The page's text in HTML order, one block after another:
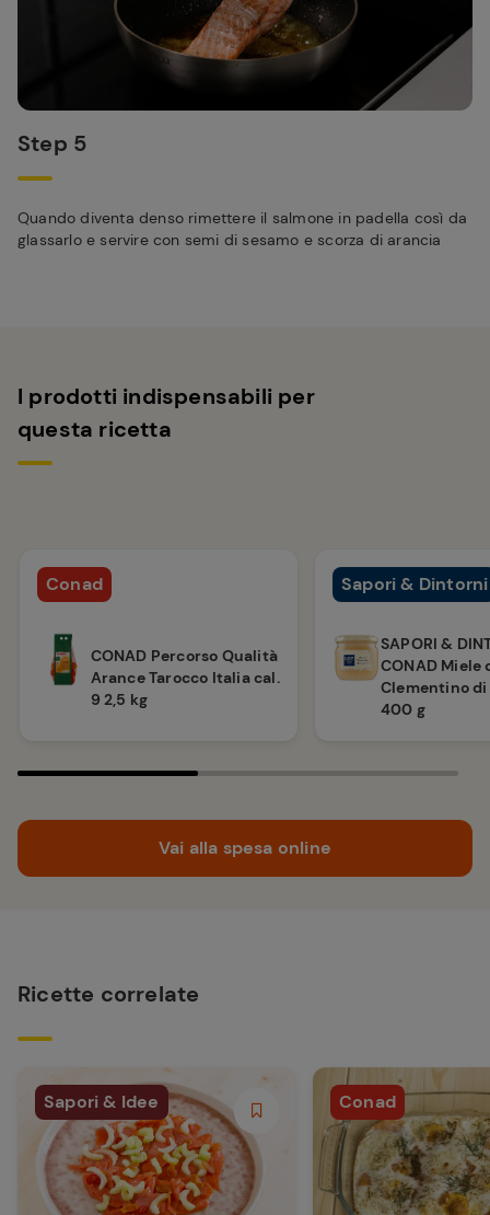
Step 5
Quando diventa denso rimettere il salmone in padella così da
glassarlo e servire con semi di sesamo e scorza di arancia
I prodotti indispensabili per
questa ricetta
Conad
CONAD Percorso Qualità
Arance Tarocco Italia cal.
9 2,5 kg
Sapori & Dintorni
SAPORI &
CONAD Miele
Clementino
400 g
Vai alla spesa online
Ricette correlate
Sapori & Idee Conad